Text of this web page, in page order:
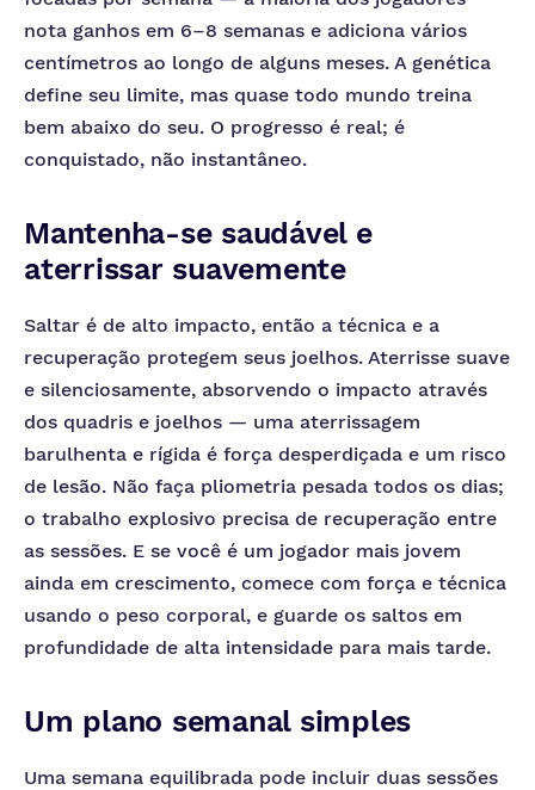
nota ganhos em 6–8 semanas e adiciona vários
centímetros ao longo de alguns meses. A genética
define seu limite, mas quase todo mundo treina
bem abaixo do seu. O progresso é real; é
conquistado, não instantâneo.
Mantenha-se saudável e
aterrissar suavemente
Saltar é de alto impacto, então a técnica e a
recuperação protegem seus joelhos. Aterrisse suave
e silenciosamente, absorvendo o impacto através
dos quadris e joelhos — uma aterrissagem
barulhenta e rígida é força desperdiçada e um risco
de lesão. Não faça pliometria pesada todos os dias;
o trabalho explosivo precisa de recuperação entre
as sessões. E se você é um jogador mais jovem
ainda em crescimento, comece com força e técnica
usando o peso corporal, e guarde os saltos em
profundidade de alta intensidade para mais tarde.
Um plano semanal simples
Uma semana equilibrada pode incluir duas sessões